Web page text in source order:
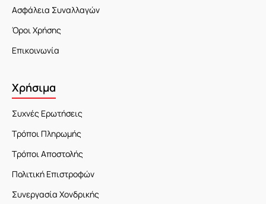
Ασφάλεια Συναλλαγών
Όροι Χρήσης
Επικοινωνία
Χρήσιμα
Συχνές Ερωτήσεις
Τρόποι Πληρωμής
Τρόποι Αποστολής
Πολιτική Επιστροφών
Συνεργασία Χονδρικής